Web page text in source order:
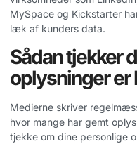
MySpace og Kickstarter
læk af kunders data.
Sådan tjekker
oplysninger
Medierne skriver
hvor mange har gemt
tjekke om dine personlige